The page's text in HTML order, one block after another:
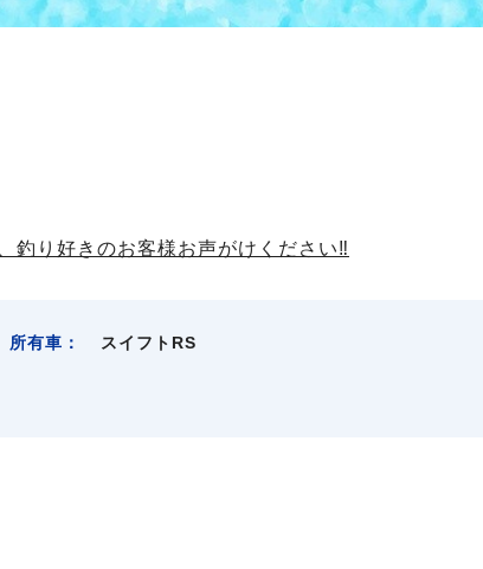
釣り好きのお客様お声がけください‼
所有車： スイフトRS